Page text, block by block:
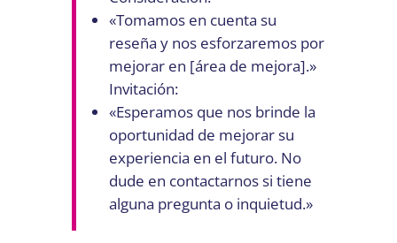
«Tomamos en cuenta su
reseña y nos esforzaremos por
mejorar en [área de mejora].»
Invitación:
«Esperamos que nos brinde la
oportunidad de mejorar su
experiencia en el futuro. No
dude en contactarnos si tiene
alguna pregunta o inquietud.»